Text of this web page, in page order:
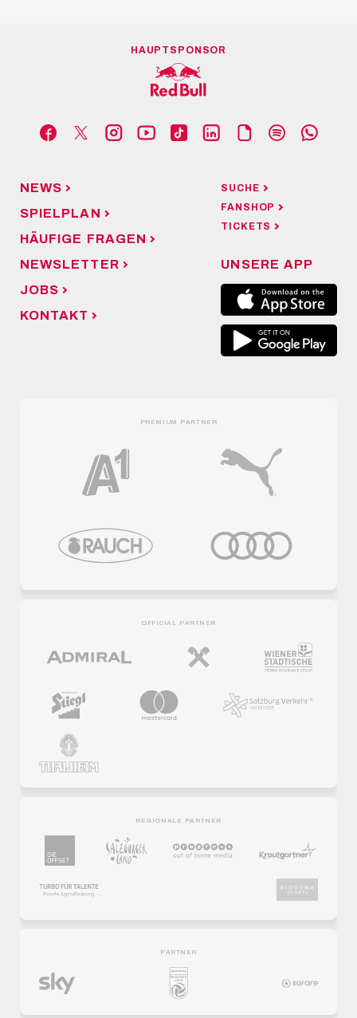
HAUPTSPONSOR
NEWS
SPIELPLAN
HÄUFIGE FRAGEN
NEWSLETTER
JOBS
KONTAKT
SUCHE
FANSHOP
TICKETS
UNSERE APP
PREMIUM PARTNER
OFFICIAL PARTNER
REGIONALE PARTNER
PARTNER